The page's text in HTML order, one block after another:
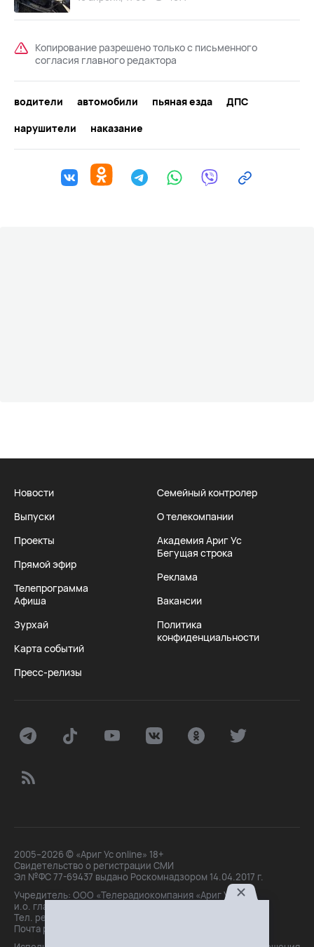
Копирование разрешено только с письменного
согласия главного редактора
водители автомобили пьяная езда
ДПС
нарушители
наказание
Новости
Выпуски
Проекты
Прямой эфир
Телепрограмма
Афиша
Зурхай
Карта событий
Пресс-релизы
Семейный контролер
О телекомпании
Академия Ариг Ус
Бегущая строка
Реклама
Вакансии
Политика
конфиденциальности
2005–2026 © «Ариг Ус online» 18+
Свидетельство о регистрации СМИ
Эл №ФС 77-69437 выдано Роскомнадзором 14.04.2017 г.
Учредитель: ООО «Телерадиокомпания «Ариг Ус»,
и.о. главного редактора: Маханова О.Б.
Тел. peдakции: +7(3012)21-30-14,
Почта peдakции: editor@arigus.tv